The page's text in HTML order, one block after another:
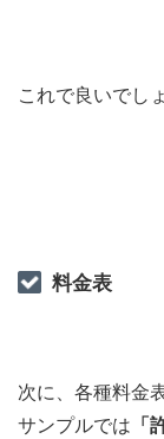
これで良いでし
料金表
次に、各種料金
サンプルでは 「